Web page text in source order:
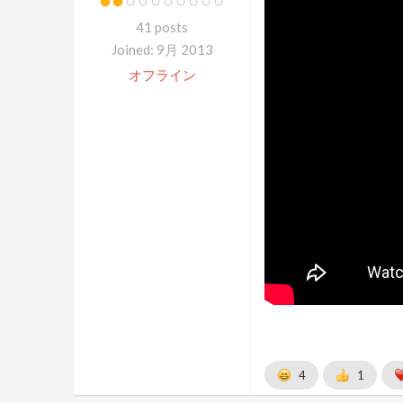
41 posts
Joined: 9月 2013
オフライン
4 1